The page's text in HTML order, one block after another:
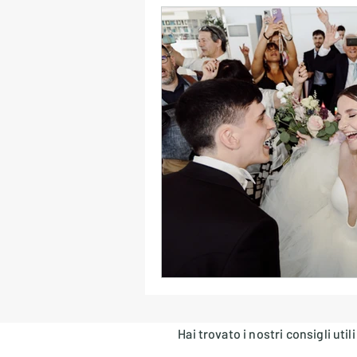
Errori Playlist Matrimonio
Collaborazione Sposi-DJ
Logistica Audio & Transizioni
Luci & Atmosfera
Location e Stile Musicale
Formazioni Live & DJ Set
Hai trovato i nostri consigli